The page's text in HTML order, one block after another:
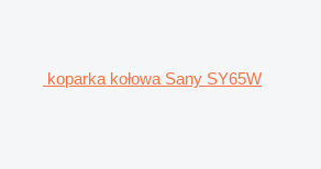
koparka kołowa Sany SY65W